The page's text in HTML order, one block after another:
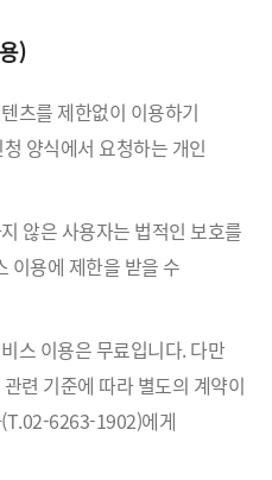
)
츠를 제한없이 이용하기
양식에서 요청하는 개인
않은 사용자는 법적인 보호를
이용에 제한을 받을 수
스 이용은 무료입니다. 다만
련 기준에 따라 별도의 계약이
6263-1902)에게